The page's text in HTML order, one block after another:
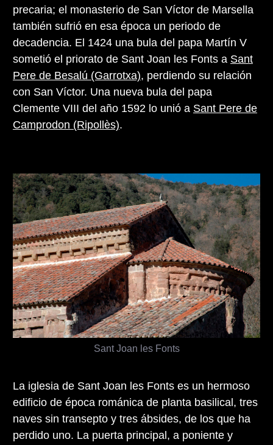
precaria; el monasterio de San Víctor de Marsella
también sufrió en esa época un periodo de
decadencia. El 1424 una bula del papa Martín V
sometió el priorato de Sant Joan les Fonts a Sant
Pere de Besalú (Garrotxa), perdiendo su relación
con San Víctor. Una nueva bula del papa
Clemente VIII del año 1592 lo unió a Sant Pere de
Camprodon (Ripollès).
La iglesia de Sant Joan les Fonts es un hermoso
edificio de época románica de planta basilical, tres
naves sin transepto y tres ábsides, de los que ha
perdido uno. La puerta principal, a poniente y
Sant Joan les Fonts